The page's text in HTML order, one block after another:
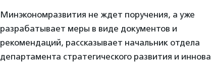
Минэкономразвития не ждет поручения, а уже
разрабатывает меры в виде документов и
рекомендаций, рассказывает начальник отдела
департамента стратегического развития и